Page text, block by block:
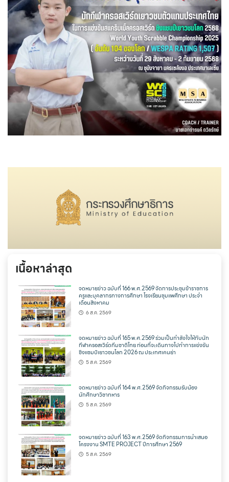
เนื้อหาล่าสุด
จดหมายข่าว ฉบับที่ 166 พ.ศ.2569 จัดการประชุมข้าราชการ
ครูและบุคลากรทางการศึกษา โรงเรียนชุมแพศึกษา ประจำ
เดือนสิงหาคม
6 ส.ค. 2569
จดหมายข่าว ฉบับที่ 165 พ.ศ.2569 ร่วมเป็นกำลังใจให้กับนัก
กีฬาครอสเวิร์ดทีมชาติไทย ก่อนที่จะเดินทางไปทำการแข่งขัน
ชิงแชมป์เยาวชนโลก 2026 ณ ประเทศเคนย่า
5 ส.ค. 2569
จดหมายข่าว ฉบับที่ 164 พ.ศ.2569 จัดกิจกรรมรับน้อง
นักศึกษาวิชาทหาร
5 ส.ค. 2569
จดหมายข่าว ฉบับที่ 163 พ.ศ.2569 จัดกิจกรรมการนำเสนอ
โครงงาน SMTE PROJECT ปีการศึกษา 2569
5 ส.ค. 2569